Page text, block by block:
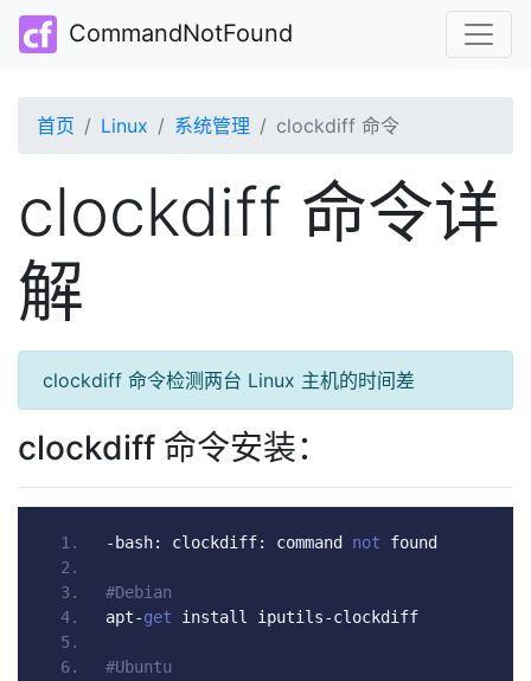
CommandNotFound
首页 Linux 系统管理 clockdiff 命令
clockdiff 命令详
解
clockdiff 命令检测两台 Linux 主机的时间差
clockdiff 命令安装：
- bash: clockdiff: command not found
#Debian
apt-get install iputils-clockdiff
#Ubuntu